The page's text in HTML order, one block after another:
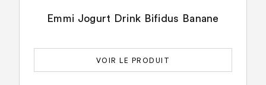
Emmi Jogurt Drink Bifidus Banane
VOIR LE PRODUIT